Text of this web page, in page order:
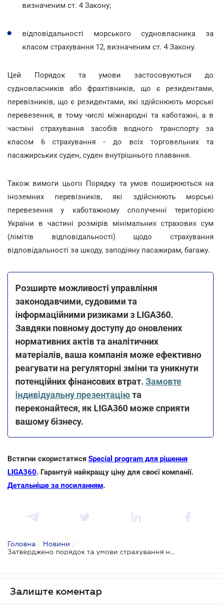
визначеним ст. 4 Закону;
відповідальності морського судновласника за
класом страхування 12, визначеним ст. 4 Закону.
Цей Порядок та умови застосовуються до
судновласників або фрахтівників, що є резидентами,
перевізників, що є резидентами, які здійснюють морські
перевезення, в тому числі міжнародні та каботажні, а в
частині страхування засобів водного транспорту за
класом 6 страхування - до всіх торговельних та
пасажирських суден, суден внутрішнього плавання.
Також вимоги цього Порядку та умов поширюються на
іноземних перевізників, які здійснюють морські
перевезення у каботажному сполученні територією
України в частині розмірів мінімальних страхових сум
(лімітів відповідальності) щодо страхування
відповідальності за шкоду, заподіяну пасажирам, багажу.
Розширте можливості управління
законодавчими, судовими та
інформаційними ризиками з LIGA360.
Завдяки повному доступу до оновлених
нормативних актів та аналітичних
матеріалів, ваша компанія може ефективно
реагувати на регуляторні зміни та уникнути
потенційних фінансових втрат. Замовте
індивідуальну презентацію та
переконайтеся, як LIGA360 може сприяти
вашому бізнесу.
Встигни скористатися Special program для рішення
LIGA360. Гарантуй найкращу ціну для своєї компанії.
Детальніше за посиланням.
Головна / Новини /
Затверджено порядок та умови страхування на морському транспорті
Залиште коментар